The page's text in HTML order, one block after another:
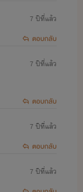
7 ปีที่แล้ว
ตอบกลับ
7 ปีที่แล้ว
ตอบกลับ
7 ปีที่แล้ว
ตอบกลับ
7 ปีที่แล้ว